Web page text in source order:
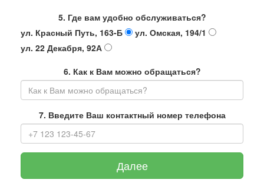
5. Где вам удобно обслуживаться?
ул. Красный Путь, 163-Б
ул. Омская, 194/1
ул. 22 Декабря, 92А
6. Как к Вам можно обращаться?
7. Введите Ваш контактный номер телефона
Далее